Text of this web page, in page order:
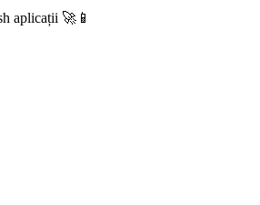
aplicații 🚀📱